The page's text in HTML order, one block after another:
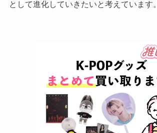
として進化していきたいと考えています。